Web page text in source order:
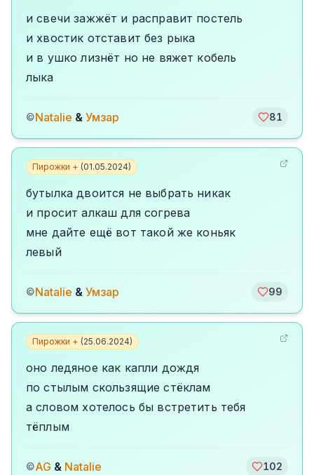
и свечи зажжёт и расправит постель
и хвостик отставит без рыка
и в ушко лизнёт но не вяжет кобель
лыка
©Natalie & Умзар 81
Пирожки + (01.05.2024)
бутылка двоится не выбрать никак
и просит алкаш для согрева
мне дайте ещё вот такой же коньяк
левый
©Natalie & Умзар 99
Пирожки + (25.06.2024)
оно ледяное как капли дождя
по стылым скользящие стёклам
а словом хотелось бы встретить тебя
тёплым
©AG & Natalie 102